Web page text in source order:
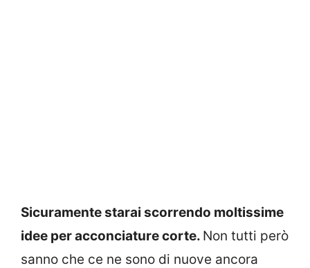
Sicuramente starai scorrendo moltissime
idee per acconciature corte. Non tutti però
sanno che ce ne sono di nuove ancora